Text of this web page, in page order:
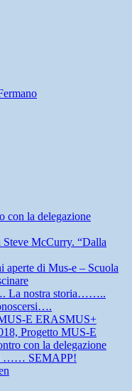
con la delegazione
Steve McCurry. “Dalla
aperte di Mus-e – Scuola
La nostra storia……..
E ERASMUS+
Progetto MUS-E
con la delegazione
…… SEMAPP!